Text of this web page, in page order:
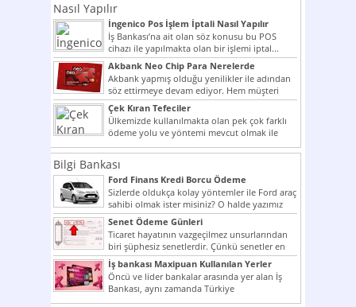
Nasıl Yapılır
İngenico Pos İşlem İptali Nasıl Yapılır
İş Bankası’na ait olan söz konusu bu POS
cihazı ile yapılmakta olan bir işlemi iptal...
Akbank Neo Chip Para Nerelerde
Kullanılır?
Akbank yapmış olduğu yenilikler ile adından
söz ettirmeye devam ediyor. Hem müşteri
potansiyelini arttırmak hem...
Çek Kıran Tefeciler
Ülkemizde kullanılmakta olan pek çok farklı
ödeme yolu ve yöntemi mevcut olmak ile
beraber bunlar...
Bilgi Bankası
Ford Finans Kredi Borcu Ödeme
Sizlerde oldukça kolay yöntemler ile Ford araç
sahibi olmak ister misiniz? O halde yazımız
ilginizi...
Senet Ödeme Günleri
Ticaret hayatının vazgeçilmez unsurlarından
biri şüphesiz senetlerdir. Çünkü senetler en
çok kullanılan ödeme araçlarıdır. Taksitler...
İş bankası Maxipuan Kullanılan Yerler
Öncü ve lider bankalar arasında yer alan İş
Bankası, aynı zamanda Türkiye
Cumhuriyeti’nin ilk milli...